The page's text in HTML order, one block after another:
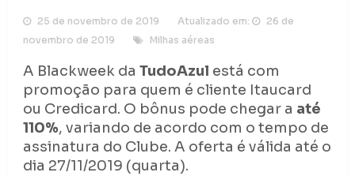
25 de novembro de 2019 Atualizado em:
26 de
novembro de 2019
Milhas aéreas
A Blackweek da TudoAzul está com
promoção para quem é cliente Itaucard
ou Credicard. O bônus pode chegar a até
110%, variando de acordo com o tempo de
assinatura do Clube. A oferta é válida até o
dia 27/11/2019 (quarta).